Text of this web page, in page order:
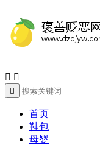
 

首页
鞋包
母婴